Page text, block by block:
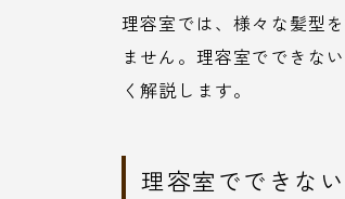
理容室では、様々な髪型
ません。理容室でできな
く解説します。
理容室でできな